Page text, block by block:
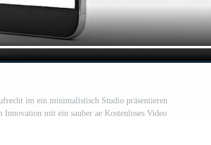
im ein minimalistisch Studio präsentieren
Innovation mit ein sauber ae Kostenloses Video